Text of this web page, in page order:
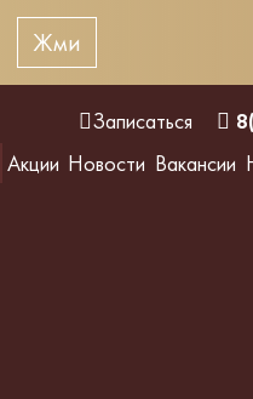
Жми
Записаться
Акции Новости Вакансии